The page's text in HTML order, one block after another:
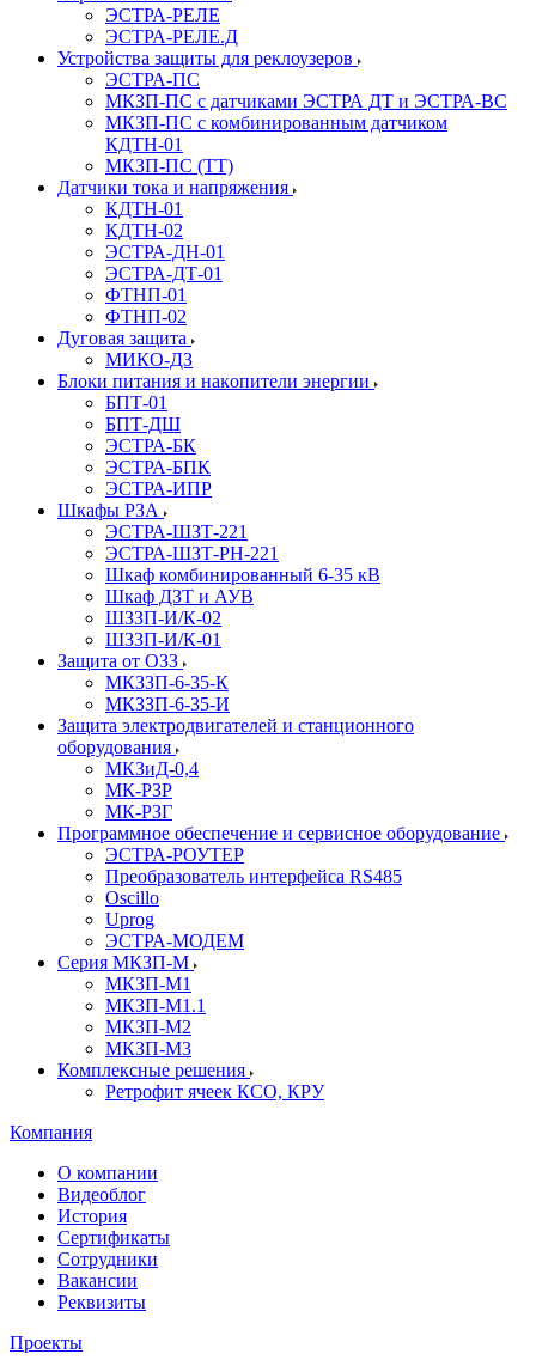
ЭСТРА-РЕЛЕ
ЭСТРА-РЕЛЕ.Д
Устройства защиты для реклоузеров
ЭСТРА-ПС
МКЗП-ПС с датчиками ЭСТРА ДТ и ЭСТРА-ВС
МКЗП-ПС с комбинированным датчиком
КДТН-01
МКЗП-ПС (ТТ)
Датчики тока и напряжения
КДТН-01
КДТН-02
ЭСТРА-ДН-01
ЭСТРА-ДТ-01
ФТНП-01
ФТНП-02
Дуговая защита
МИКО-ДЗ
Блоĸи питания и наĸопители энергии
БПТ-01
БПТ-ДШ
ЭСТРА-БК
ЭСТРА-БПК
ЭСТРА-ИПР
Шкафы РЗА
ЭСТРА-ШЗТ-221
ЭСТРА-ШЗТ-РН-221
Шкаф комбинированный 6-35 кВ
Шкаф ДЗТ и АУВ
ШЗЗП-И/К-02
ШЗЗП-И/К-01
Защита от ОЗЗ
МКЗЗП-6-35-К
МКЗЗП-6-35-И
Защита элеĸтродвигателей и станционного
оборудования
МКЗиД-0,4
МК-РЗР
МК-РЗГ
Программное обеспечение и сервисное оборудование
ЭСТРА-РОУТЕР
Преобразователь интерфейса RS485
Oscillo
Uprog
ЭСТРА-МОДЕМ
Серия МКЗП-М
МКЗП-М1
МКЗП-М1.1
МКЗП-М2
МКЗП-М3
Комплексные решения
Ретрофит ячеек КСО, КРУ
Компания
О компании
Видеоблог
История
Сертификаты
Сотрудники
Вакансии
Реквизиты
Проекты